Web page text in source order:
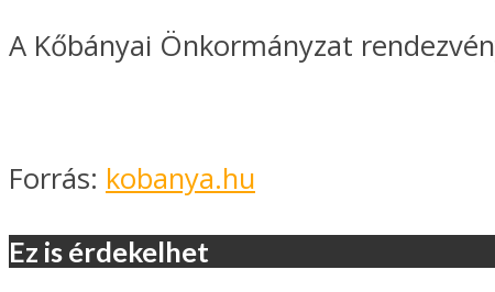
A Kőbányai Önkormányzat
Forrás: kobanya.hu
Ez is érdekelhet